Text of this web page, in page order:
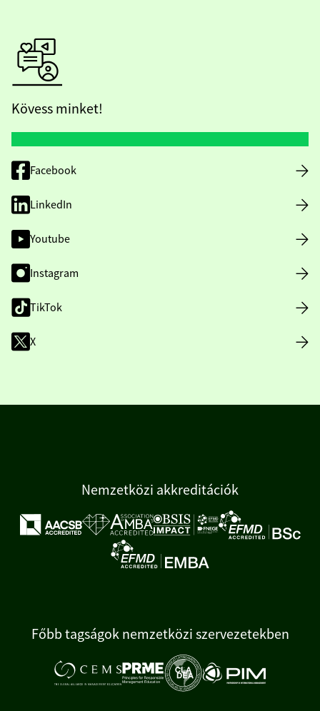
Kövess minket!
Facebook
LinkedIn
Youtube
Instagram
TikTok
X
Nemzetközi akkreditációk
Főbb tagságok nemzetközi szervezetekben